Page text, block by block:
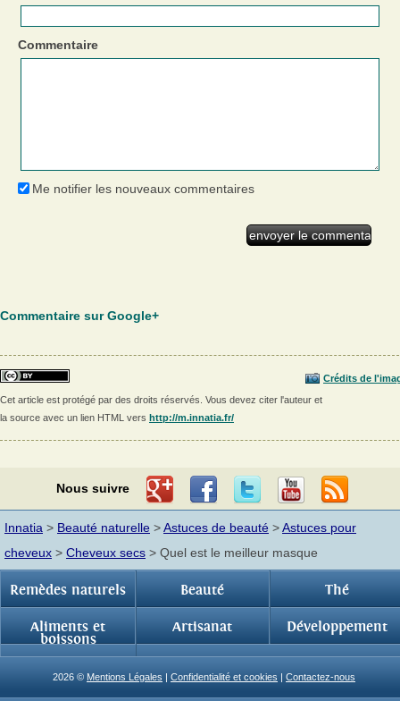
Commentaire
Me notifier les nouveaux commentaires
Commentaire sur Google+
Crédits de
Cet article est protégé par des droits réservés. Vous devez citer l'auteur et
la source avec un lien HTML vers http://m.innatia.fr/
Nous suivre
Innatia > Beauté naturelle >Astuces de beauté >Astuces pour
cheveux > Cheveux secs > Quel est le meilleur masque
Remèdes naturels Beauté Thé
Aliments et
boissons
Artisanat Développement
2026 © Mentions Légales | Confidentialité et cookies | Contactez-nous